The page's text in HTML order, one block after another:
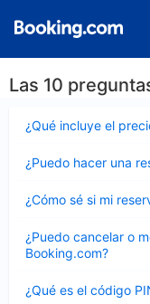
Las 10
¿Qué incluye el
cerrado
¿Puedo hacer una
cerrado
¿Cómo sé si mi
cerrado
¿Puedo cancelar o
Booking.com?
cerrado
¿Qué es el código
cerrado